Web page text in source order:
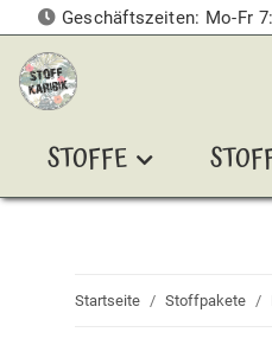
Geschäftszeiten: Mo-Fr
STOFFE
Startseite Stoffpakete